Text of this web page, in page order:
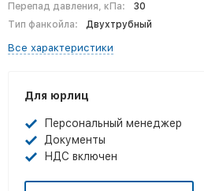
Перепад давления, кПа:
30
Тип фанкойла:
Двухтрубный
Все характеристики
Для юрлиц
Персональный менеджер
Документы
НДС включен